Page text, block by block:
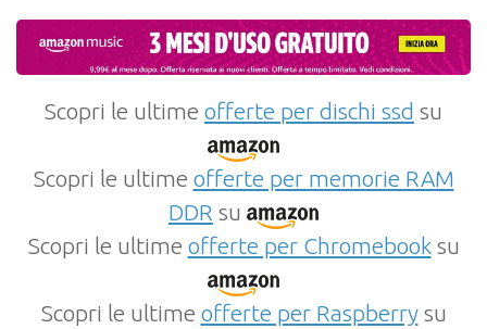
Scopri le ultime offerte per dischi ssd su
Scopri le ultime offerte per memorie RAM
DDR su
Scopri le ultime offerte per Chromebooksu
Scopri le ultime offerte per Raspberrysu